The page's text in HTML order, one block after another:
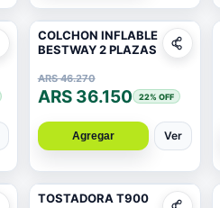
COLCHON INFLABLE
BESTWAY 2 PLAZAS
ARS 46.270
ARS 36.150 22% OFF
Agregar Ver
TOSTADORA T900